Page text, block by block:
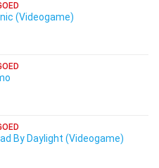
(Videogame)
By Daylight (Videogame)